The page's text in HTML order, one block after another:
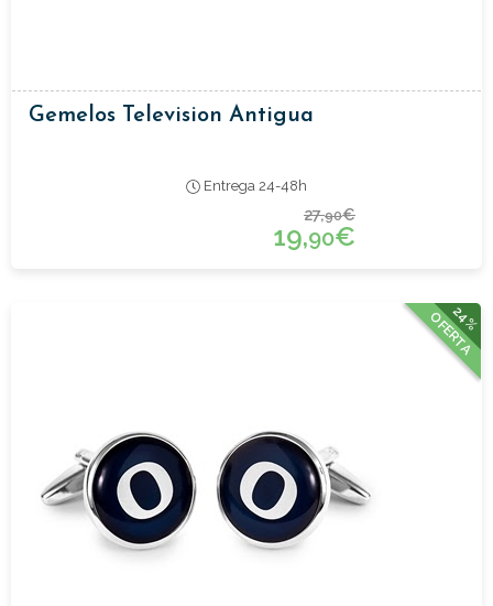
Gemelos Television Antigua
Entrega 24-48h
27,90€
19,90€
24%
OFERTA